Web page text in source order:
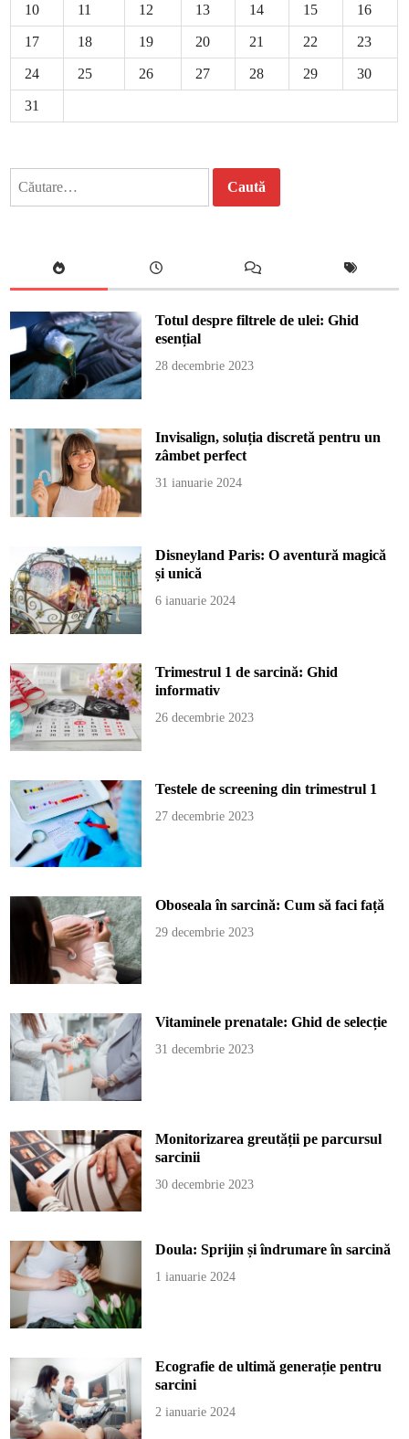
10 11 12 13 14 15 16
17 18 19 20 21 22 23
24 25 26 27 28 29 30
31
Totul despre filtrele de ulei: Ghid
esențial
28 decembrie 2023
Invisalign, soluția discretă pentru un
zâmbet perfect
31 ianuarie 2024
Disneyland Paris: O aventură magică
și unică
6 ianuarie 2024
Trimestrul 1 de sarcină: Ghid
informativ
26 decembrie 2023
Testele de screening din trimestrul 1
27 decembrie 2023
Oboseala în sarcină: Cum să faci față
29 decembrie 2023
Vitaminele prenatale: Ghid de selecție
31 decembrie 2023
Monitorizarea greutății pe parcursul
sarcinii
30 decembrie 2023
Doula: Sprijin și îndrumare în sarcină
1 ianuarie 2024
Ecografie de ultimă generație pentru
sarcini
2 ianuarie 2024